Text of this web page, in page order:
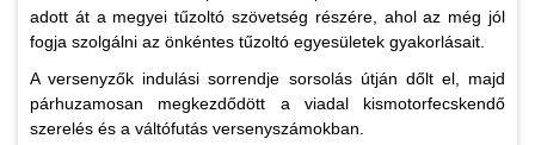
adott át a megyei tűzoltó szövetség részére, ahol az még jól
fogja szolgálni az önkéntes tűzoltó egyesületek gyakorlásait.
A versenyzők indulási sorrendje sorsolás útján dőlt el, majd
párhuzamosan megkezdődött a viadal kismotorfecskendő
szerelés és a váltófutás versenyszámokban.